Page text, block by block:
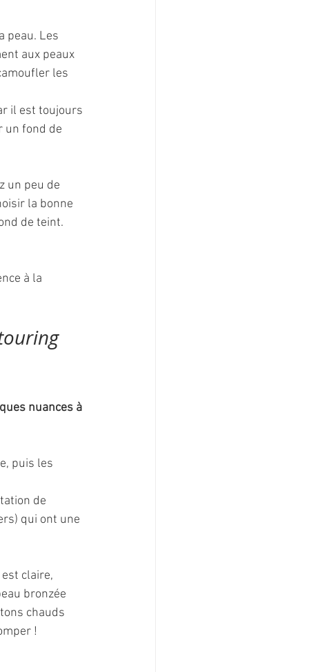
peau. Les
aux peaux
les
il est toujours
un fond de
un peu de
la bonne
de teint.
à la
nuances à
puis les
de
qui ont une
claire,
bronzée
chauds
!